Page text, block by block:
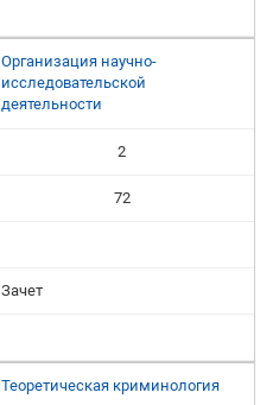
Организация научно-
исследовательской
деятельности
2
72
Зачет
Теоретическая криминология